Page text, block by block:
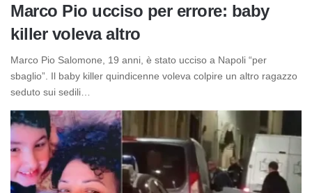
Marco Pio ucciso per errore: baby
killer voleva altro
Marco Pio Salomone, 19 anni, è stato ucciso a Napoli “per
sbaglio”. Il baby killer quindicenne voleva colpire un altro ragazzo
seduto sui sedili…